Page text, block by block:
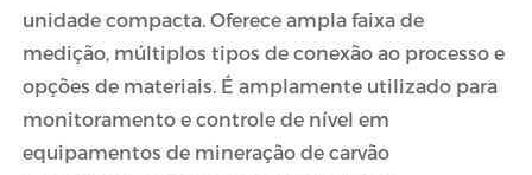
unidade compacta. Oferece ampla faixa de
medição, múltiplos tipos de conexão ao processo e
opções de materiais. É amplamente utilizado para
monitoramento e controle de nível em
equipamentos de mineração de carvão